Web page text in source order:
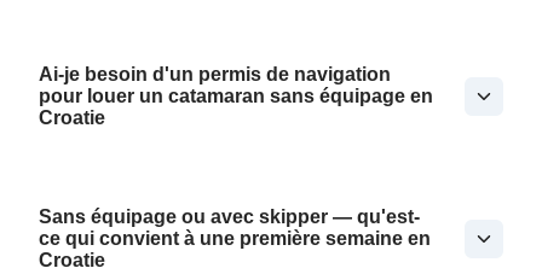
Ai-je besoin d'un permis de navigation
pour louer un catamaran sans équipage en
Croatie
Sans équipage ou avec skipper — qu'est-
ce qui convient à une première semaine en
Croatie